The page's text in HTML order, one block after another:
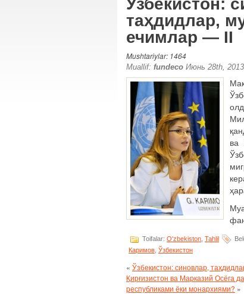
Ўзбекистон:
таҳдидлар,
ечимлар ― II
Mushtariylar: 1464
Muallif: fundeco Июнь 28th, 2013
ва
Toifalar: O'zbekiston Tahlil
Каримов Ўзбекистон
« Ўзбекистон: синовлар,
Қирғизистон ва Марказий Осёга
республиками ёки монархиями? »